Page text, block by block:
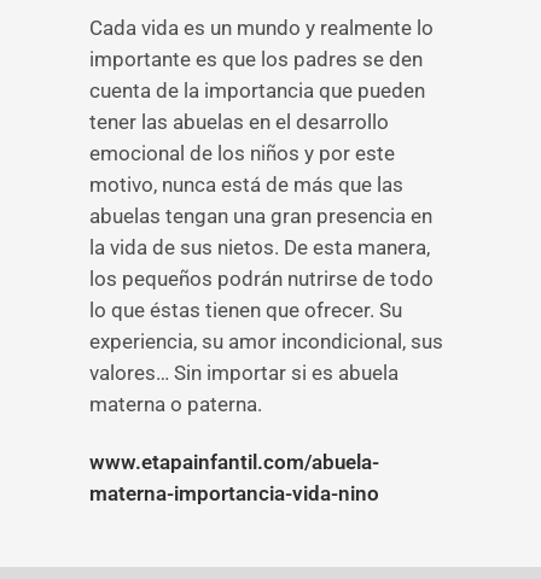
Cada vida es un mundo y realmente lo
importante es que los padres se den
cuenta de la importancia que pueden
tener las abuelas en el desarrollo
emocional de los niños y por este
motivo, nunca está de más que las
abuelas tengan una gran presencia en
la vida de sus nietos. De esta manera,
los pequeños podrán nutrirse de todo
lo que éstas tienen que ofrecer. Su
experiencia, su amor incondicional, sus
valores… Sin importar si es abuela
materna o paterna.
www.etapainfantil.com/abuela-
materna-importancia-vida-nino